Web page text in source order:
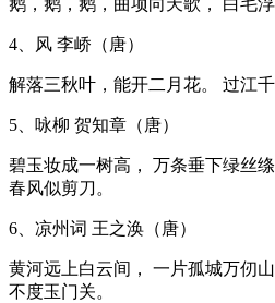
鹅，鹅，鹅，曲项向天歌， 白毛
4、风 李峤（唐）
解落三秋叶，能开二月花。 过江
5、咏柳 贺知章（唐）
碧玉妆成一树高， 万条垂下绿丝
春风似剪刀。
6、凉州词 王之涣（唐）
黄河远上白云间， 一片孤城万仞
不度玉门关。